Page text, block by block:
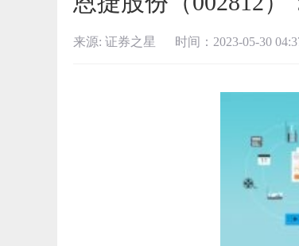
来源: 证券之星 时间：2023-05-30